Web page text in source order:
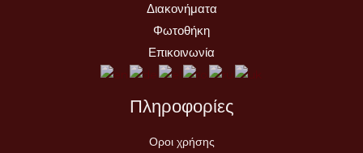
Διακονήματα
Φωτοθήκη
Επικοινωνία
Πληροφορίες
Οροι χρήσης